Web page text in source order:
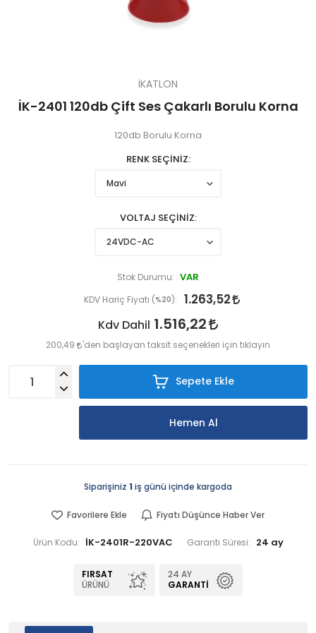
İKATLON
İK-2401 120db Çift Ses Çakarlı Borulu Korna
120db Borulu Korna
RENK SEÇİNİZ
VOLTAJ SEÇİNİZ
Stok Durumu: VAR
KDV Hariç Fiyatı (%20 ): 1.263,52
Kdv Dahil 1.516,22
200,49 'den başlayan taksit seçenekleri için tıklayın
Sepete Ekle
Hemen Al
Siparişiniz 1 iş günü içinde kargoda
Favorilere Ekle Fiyatı Düşünce Haber Ver
Ürün Kodu: İK-2401R-220VAC Garanti Süresi: 24 ay
FIRSAT
ÜRÜNÜ
24 AY
GARANTI